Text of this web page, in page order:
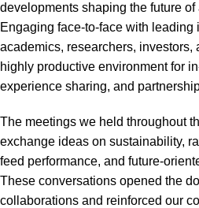
developments shaping the future
Engaging face-to-face with leading
academics, researchers, investors,
highly productive environment for
experience sharing, and
The meetings we held throughout
exchange ideas on sustainability,
feed performance, and future-
These conversations opened the
collaborations and reinforced our